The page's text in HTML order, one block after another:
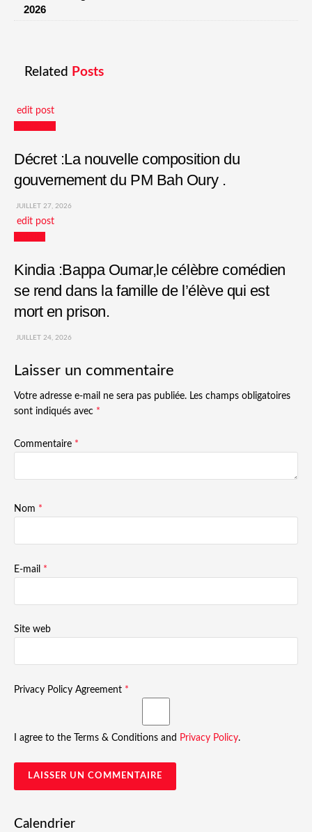
2026
Related Posts
edit post
Décret :La nouvelle composition du
gouvernement du PM Bah Oury .
JUILLET 27, 2026
edit post
Kindia :Bappa Oumar,le célèbre comédien
se rend dans la famille de l’élève qui est
mort en prison.
JUILLET 24, 2026
Laisser un commentaire
Votre adresse e-mail ne sera pas publiée. Les champs obligatoires
sont indiqués avec *
Commentaire *
Nom *
E-mail *
Site web
Privacy Policy Agreement *
I agree to the Terms & Conditions and Privacy Policy.
Calendrier